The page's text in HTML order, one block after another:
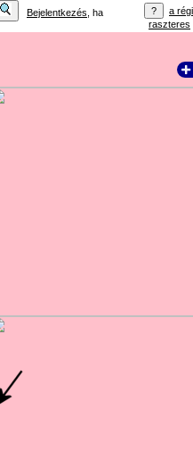
Bejelentkezés , ha
a régi
raszteres